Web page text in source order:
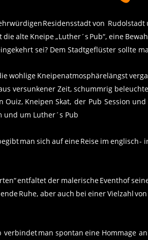
Residensstadtvon Rudolstadt
diealte Kneipe„Luther´s Pub“, eine
sei? Dem Stadtgeflüster sollte
wohlige Kneipenatmosphärelängst
versunkener Zeit, schummrig
Ouiz, Kneipen Skat, der Pub Session und
und um Luther´s Pub
man sich aufeineReise im englisch-
entfaltetder malerischeEventhof
Ruhe, aberauch bei einerVielzahlvon
verbindetman spontan eine Hommage an